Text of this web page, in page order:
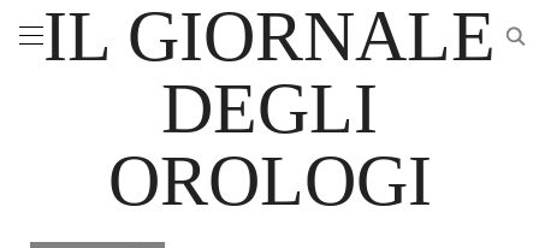
IL GIORNALE
DEGLI
OROLOGI